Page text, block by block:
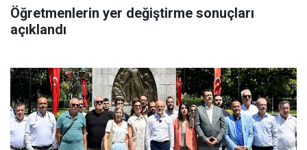
Öğretmenlerin yer değiştirme sonuçları
açıklandı